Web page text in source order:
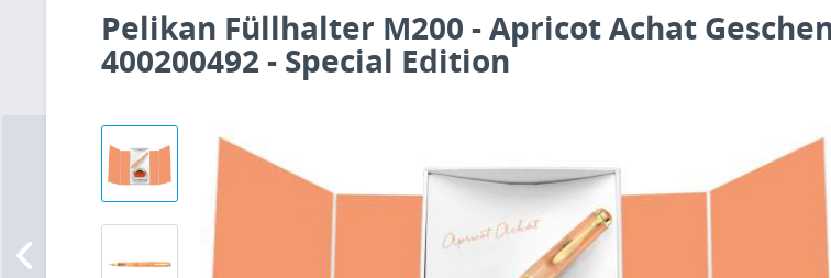
Pelikan Füllhalter M200 - Apricot Achat
400200492 - Special Edition